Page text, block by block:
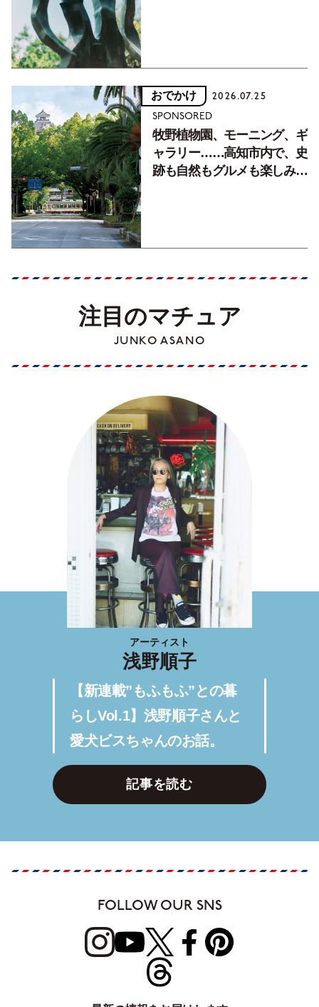
おでかけ 2026.07.25
SPONSORED
牧野植物園、モーニング、ギ
ャラリー……高知市内で、史
跡も自然もグルメも楽しみ尽
注目のマチュア
JUNKO ASANO
アーティスト
浅野順子
【新連載”もふもふ”との暮
らしVol.1】浅野順子さんと
愛犬ビスちゃんのお話。
記事を読む
FOLLOW OUR SNS